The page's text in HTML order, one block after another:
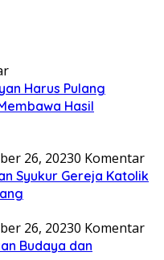
Harus Pulang
Hasil
26, 20230 Komentar
Syukur Gereja Katolik
26, 20230 Komentar
Budaya dan